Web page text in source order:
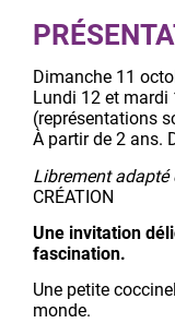
Dimanche 11
Lundi 12 et mardi
(représentations
À partir de 2 ans.
Librement adapté
CRÉATION
Une invitation
fascination.
Une petite
monde.